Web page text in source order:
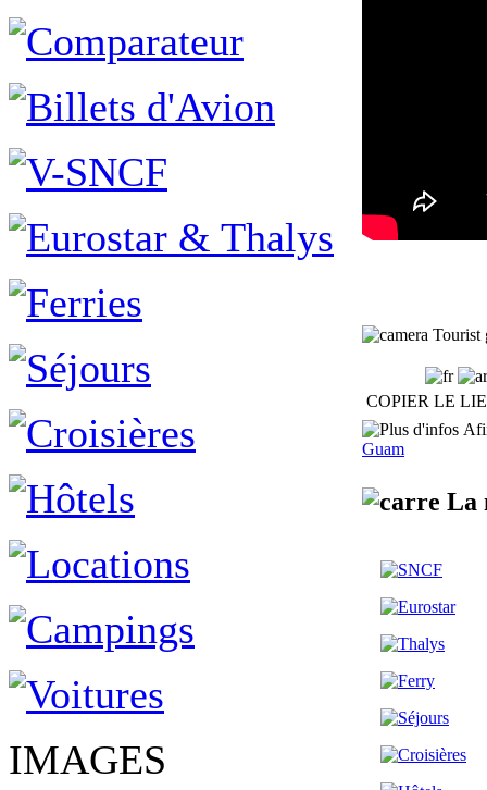
IMAGES
Tourist
COPIER LE
Guam
La